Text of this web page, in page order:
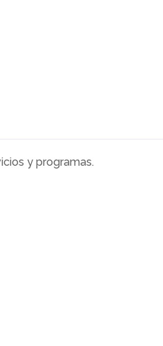
y programas.